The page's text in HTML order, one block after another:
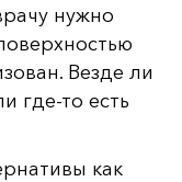
нужно
Везде ли
где-то есть
как